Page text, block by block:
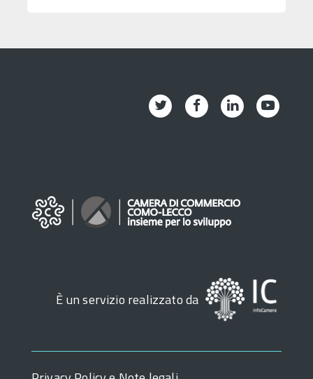
Twitter Facebook Linkedin
È un servizio realizzato da